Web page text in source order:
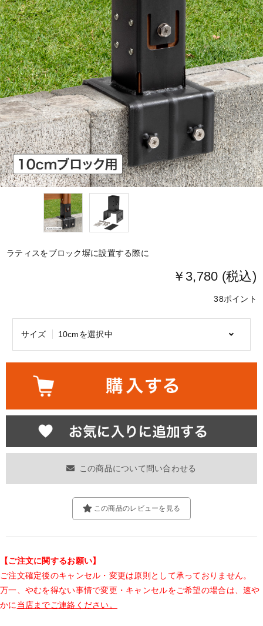
ラティスをブロック塀に設置する際に
￥3,780 (税込)
38ポイント
サイズ 10cmを選択中
この商品について問い合わせる
この商品のレビューを見る
【ご注文に関するお願い】
ご注文確定後のキャンセル・変更は原則として承っておりません。
万一、やむを得ない事情で変更・キャンセルをご希望の場合は、速や
かに 当店までご連絡ください。